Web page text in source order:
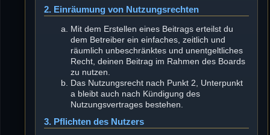
2. Einräumung von Nutzungsrechten
Mit dem Erstellen eines Beitrags erteilst du
dem Betreiber ein einfaches, zeitlich und
räumlich unbeschränktes und unentgeltliches
Recht, deinen Beitrag im Rahmen des Boards
zu nutzen.
Das Nutzungsrecht nach Punkt 2, Unterpunkt
a bleibt auch nach Kündigung des
Nutzungsvertrages bestehen.
3. Pflichten des Nutzers